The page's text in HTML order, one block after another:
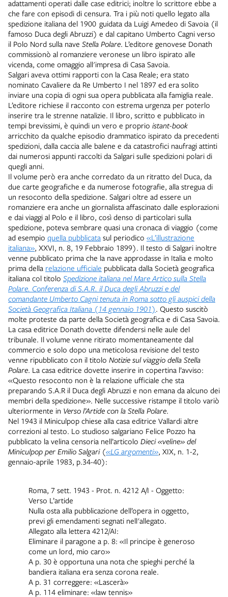
adattamenti operati dalle case editrici; inoltre lo scrittore ebbe a
che fare con episodi di censura. Tra i più noti quello legato alla
spedizione italiana del 1900 guidata da Luigi Amedeo di Savoia (il
famoso Duca degli Abruzzi) e dal capitano Umberto Cagni verso
il Polo Nord sulla nave Stella Polare. L’editore genovese Donath
commissionò al romanziere veronese un libro ispirato alle
vicenda, come omaggio all'impresa di Casa Savoia.
Salgari aveva ottimi rapporti con la Casa Reale; era stato
nominato Cavaliere da Re Umberto I nel 1897 ed era solito
inviare una copia di ogni sua opera pubblicata alla famiglia reale.
L’editore richiese il racconto con estrema urgenza per poterlo
inserire tra le strenne natalizie. Il libro, scritto e pubblicato in
tempi brevissimi, è quindi un vero e proprio istant-book
arricchito da qualche episodio drammatico ispirato da precedenti
spedizioni, dalla caccia alle balene e da catastrofici naufragi attinti
dai numerosi appunti raccolti da Salgari sulle spedizioni polari di
quegli anni.
Il volume però era anche corredato da un ritratto del Duca, da
due carte geografiche e da numerose fotografie, alla stregua di
un resoconto della spedizione. Salgari oltre ad essere un
romanziere era anche un giornalista affascinato dalle esplorazioni
e dai viaggi al Polo e il libro, così denso di particolari sulla
spedizione, poteva sembrare quasi una cronaca di viaggio (come
ad esempio quella pubblicata sul periodico «L’illustrazione
italiana», XXVI, n. 8, 19 Febbraio 1899). Il testo di Salgari inoltre
venne pubblicato prima che la nave approdasse in Italia e molto
prima della relazione ufficiale pubblicata dalla Società geografica
italiana col titolo Spedizione italiana nel Mare Artico sulla Stella
Polare. Conferenza di S.A.R. il Duca degli Abruzzi e del
comandante Umberto Cagni tenuta in Roma sotto gli auspici della
Società Geografica Italiana (14 gennaio 1901). Questo suscitò
molte proteste da parte della Società geografica e di Casa Savoia.
La casa editrice Donath dovette difendersi nelle aule del
tribunale. Il volume venne ritirato momentaneamente dal
commercio e solo dopo una meticolosa revisione del testo
venne ripubblicato con il titolo Notizie sul viaggio della Stella
Polare. La casa editrice dovette inserire in copertina l’avviso:
«Questo resoconto non è la relazione ufficiale che sta
preparando S.A.R il Duca degli Abruzzi e non emana da alcuno dei
membri della spedizione». Nelle successive ristampe il titolo variò
ulteriormente in Verso l’Artide con la Stella Polare.
Nel 1943 il Miniculpop chiese alla casa editrice Vallardi altre
correzioni al testo. Lo studioso salgariano Felice Pozzo ha
pubblicato la velina censoria nell’articolo Dieci «veline» del
Miniculpop per Emilio Salgari («LG argomenti», XIX, n. 1-2,
gennaio-aprile 1983, p.34-40):
Roma, 7 sett. 1943 - Prot. n. 4212 A/I - Oggetto:
Verso L’artide
Nulla osta alla pubblicazione dell’opera in oggetto,
previ gli emendamenti segnati nell'allegato.
Allegato alla lettera 4212/AI:
Eliminare il paragone a p. 8: «Il principe è generoso
come un lord, mio caro»
A p. 30 è opportuna una nota che spieghi perché la
bandiera italiana era senza corona reale.
A p. 31 correggere: «Lascerà»
A p. 114 eliminare: «law tennis»